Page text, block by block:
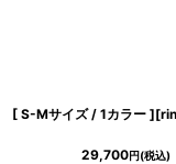
29,700円(税込)